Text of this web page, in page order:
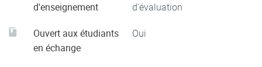
d'enseignement
d'évaluation
Ouvert aux étudiants
en échange
Oui